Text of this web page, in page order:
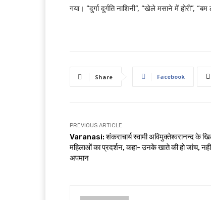
गया। “दुर्गा दुर्गति नाशिनी”, “खेले मसाने में होरी”,
Share Facebook
PREVIOUS ARTICLE
Varanasi: शंकराचार्य स्वामी अविमुक्तेश्वरानन्द के
महिलाओं का प्रदर्शन, कहा- उनके खाते की हो जांच,
अपमान